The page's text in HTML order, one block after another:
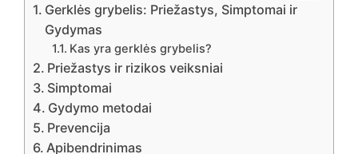
Gerklės grybelis: Priežastys, Simptomai ir
Gydymas
Kas yra gerklės grybelis?
Priežastys ir rizikos veiksniai
Simptomai
Gydymo metodai
Prevencija
Apibendrinimas